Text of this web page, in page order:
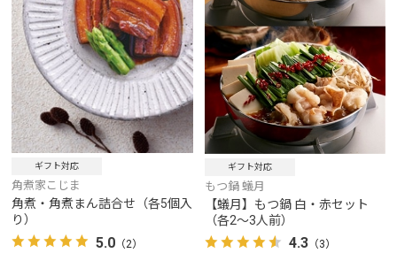
ギフト対応
角煮家こじま
角煮・角煮まん詰合せ（各5個入
り）
5.0 （2）
ギフト対応
もつ鍋 蟻月
【蟻月】もつ鍋 白・赤セット
（各2～3人前）
4.3（3）